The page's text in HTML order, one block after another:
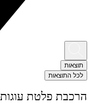
תוצאות
לכל התוצאות
הרכבת פלטת עוגות